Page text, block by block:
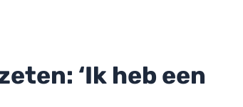
‘Ik heb een